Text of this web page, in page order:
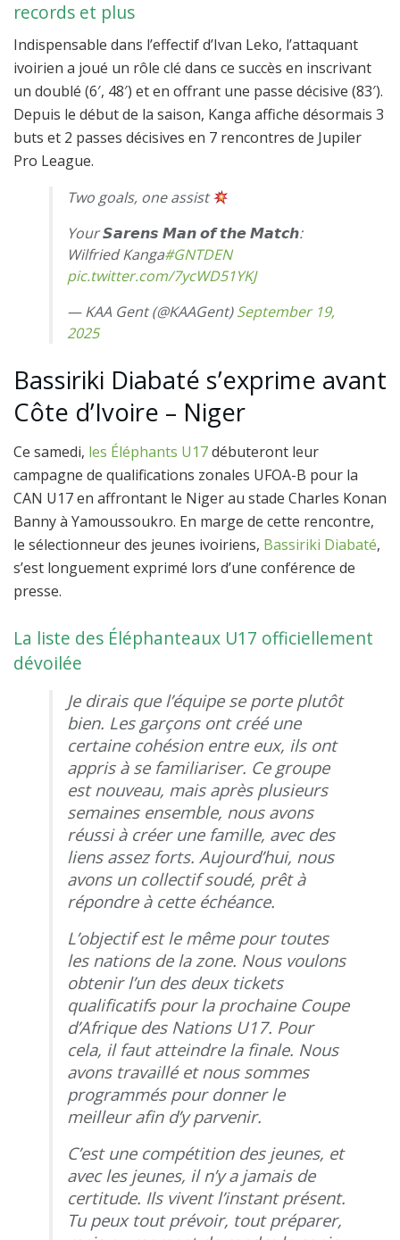
records et plus
Indispensable dans l’effectif d’Ivan Leko, l’attaquant
ivoirien a joué un rôle clé dans ce succès en inscrivant
un doublé (6′, 48′) et en offrant une passe décisive (83′).
Depuis le début de la saison, Kanga affiche désormais 3
buts et 2 passes décisives en 7 rencontres de Jupiler
Pro League.
Two goals, one assist
Your 𝙎𝙖𝙧𝙚𝙣𝙨 𝙈𝙖𝙣 𝙤𝙛 𝙩𝙝𝙚 𝙈𝙖𝙩𝙘𝙝:
Wilfried Kanga#GNTDEN
pic.twitter.com/7ycWD51YKJ
— KAA Gent (@KAAGent)September 19,
2025
Bassiriki Diabaté s’exprime avant
Côte d’Ivoire – Niger
Ce samedi, les Éléphants U17débuteront leur
campagne de qualifications zonales UFOA-B pour la
CAN U17 en affrontant le Niger au stade Charles Konan
Banny à Yamoussoukro. En marge de cette rencontre,
le sélectionneur des jeunes ivoiriens, Bassiriki Diabaté,
s’est longuement exprimé lors d’une conférence de
presse.
La liste des Éléphanteaux U17 officiellement
dévoilée
Je dirais que l’équipe se porte plutôt
bien. Les garçons ont créé une
certaine cohésion entre eux, ils ont
appris à se familiariser. Ce groupe
est nouveau, mais après plusieurs
semaines ensemble, nous avons
réussi à créer une famille, avec des
liens assez forts. Aujourd’hui, nous
avons un collectif soudé, prêt à
répondre à cette échéance.
L’objectif est le même pour toutes
les nations de la zone. Nous voulons
obtenir l’un des deux tickets
qualificatifs pour la prochaine Coupe
d’Afrique des Nations U17. Pour
cela, il faut atteindre la finale. Nous
avons travaillé et nous sommes
programmés pour donner le
meilleur afin d’y parvenir.
C’est une compétition des jeunes, et
avec les jeunes, il n’y a jamais de
certitude. Ils vivent l’instant présent.
Tu peux tout prévoir, tout préparer,